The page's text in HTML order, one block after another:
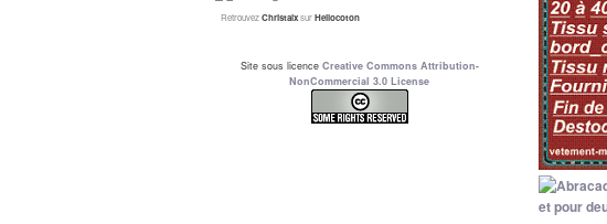
RetrouvezChristalxsurHellocoton
Site sous licence Creative Commons Attribution-
NonCommercial 3.0 License